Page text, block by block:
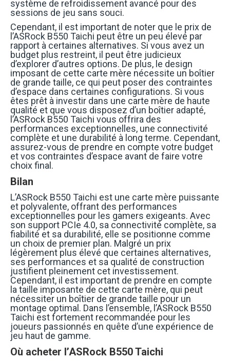
système de refroidissement avancé pour des
sessions de jeu sans souci.
Cependant, il est important de noter que le prix de
l’ASRock B550 Taichi peut être un peu élevé par
rapport à certaines alternatives. Si vous avez un
budget plus restreint, il peut être judicieux
d’explorer d’autres options. De plus, le design
imposant de cette carte mère nécessite un boîtier
de grande taille, ce qui peut poser des contraintes
d’espace dans certaines configurations. Si vous
êtes prêt à investir dans une carte mère de haute
qualité et que vous disposez d’un boîtier adapté,
l’ASRock B550 Taichi vous offrira des
performances exceptionnelles, une connectivité
complète et une durabilité à long terme. Cependant,
assurez-vous de prendre en compte votre budget
et vos contraintes d’espace avant de faire votre
choix final.
Bilan
L’ASRock B550 Taichi est une carte mère puissante
et polyvalente, offrant des performances
exceptionnelles pour les gamers exigeants. Avec
son support PCIe 4.0, sa connectivité complète, sa
fiabilité et sa durabilité, elle se positionne comme
un choix de premier plan. Malgré un prix
légèrement plus élevé que certaines alternatives,
ses performances et sa qualité de construction
justifient pleinement cet investissement.
Cependant, il est important de prendre en compte
la taille imposante de cette carte mère, qui peut
nécessiter un boîtier de grande taille pour un
montage optimal. Dans l’ensemble, l’ASRock B550
Taichi est fortement recommandée pour les
joueurs passionnés en quête d’une expérience de
jeu haut de gamme.
Où acheter l’ASRock B550 Taichi